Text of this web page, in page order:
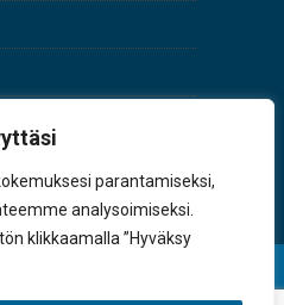
parantamiseksi,
analysoimiseksi.
klikkaamalla ”Hyväksy